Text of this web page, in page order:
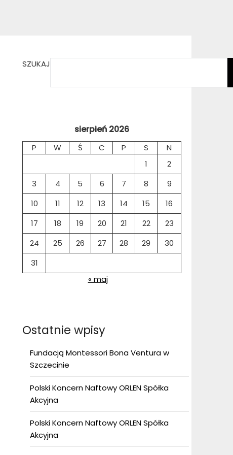
SZUKAJ
sierpień 2026
P W Ś C P S
N
1
2
3
4 5 6 7 8
9
10
11 12 13 14 15
16
17
18 19 20 21 22
23
24
25 26 27 28 29
30
31
« maj
Ostatnie wpisy
Fundacją Montessori Bona Ventura w
Szczecinie
Polski Koncern Naftowy ORLEN Spółka
Akcyjna
Polski Koncern Naftowy ORLEN Spółka
Akcyjna